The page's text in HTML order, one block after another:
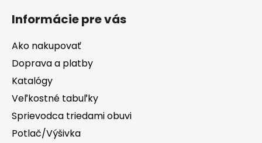
Informácie pre vás
Ako nakupovať
Doprava a platby
Katalógy
Veľkostné tabuľky
Sprievodca triedami obuvi
Potlač/Výšivka